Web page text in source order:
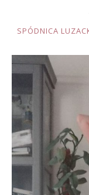
JOULE
SPÓDNICA